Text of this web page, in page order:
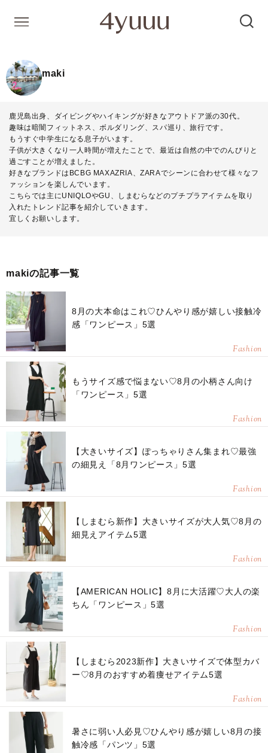
maki
鹿児島出身、ダイビングやハイキングが好きなアウトドア派の30代。
趣味は暗闇フィットネス、ボルダリング、スパ巡り、旅行です。
もうすぐ中学生になる息子がいます。
子供が大きくなり一人時間が増えたことで、最近は自然の中でのんびりと
過ごすことが増えました。
好きなブランドはBCBG MAXAZRIA、ZARAでシーンに合わせて様々なフ
ァッションを楽しんでいます。
こちらでは主にUNIQLOやGU、しまむらなどのプチプラアイテムを取り
入れたトレンド記事を紹介していきます。
宜しくお願いします。
makiの記事一覧
8月の大本命はこれ♡ひんやり感が嬉しい接触冷
感「ワンピース」5選
Fashion
もうサイズ感で悩まない♡8月の小柄さん向け
「ワンピース」5選
Fashion
【大きいサイズ】ぽっちゃりさん集まれ♡最強
の細見え「8月ワンピース」5選
Fashion
【しまむら新作】大きいサイズが大人気♡8月の
細見えアイテム5選
Fashion
【AMERICAN HOLIC】8月に大活躍♡大人の楽
ちん「ワンピース」5選
Fashion
【しまむら2023新作】大きいサイズで体型カバ
ー♡8月のおすすめ着痩せアイテム5選
Fashion
暑さに弱い人必見♡ひんやり感が嬉しい8月の接
触冷感「パンツ」5選